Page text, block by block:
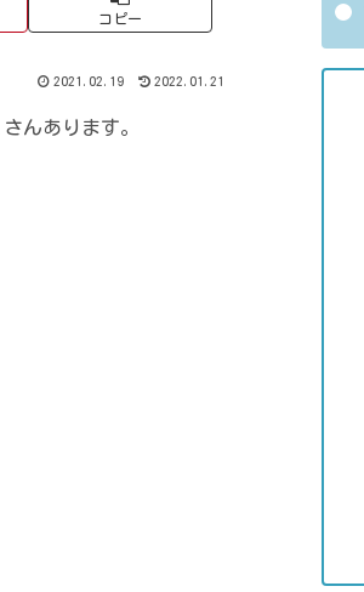
コピー
2021.02.19 2022.01.21
んあります。